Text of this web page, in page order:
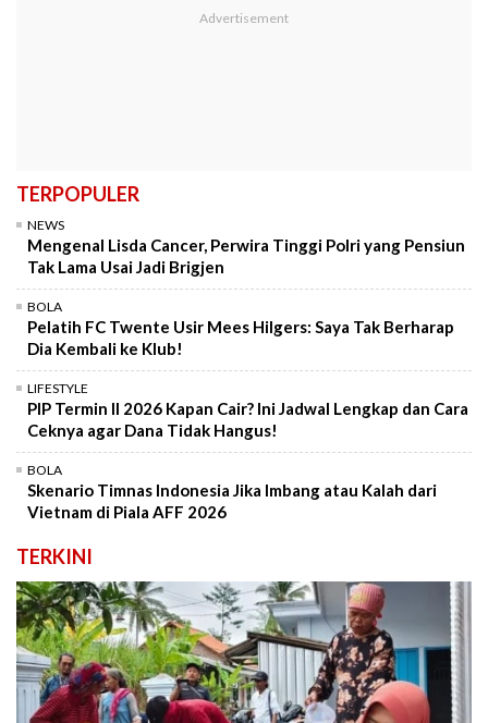
TERPOPULER
NEWS
Mengenal Lisda Cancer, Perwira Tinggi Polri yang Pensiun
Tak Lama Usai Jadi Brigjen
BOLA
Pelatih FC Twente Usir Mees Hilgers: Saya Tak Berharap
Dia Kembali ke Klub!
LIFESTYLE
PIP Termin II 2026 Kapan Cair? Ini Jadwal Lengkap dan Cara
Ceknya agar Dana Tidak Hangus!
BOLA
Skenario Timnas Indonesia Jika Imbang atau Kalah dari
Vietnam di Piala AFF 2026
TERKINI